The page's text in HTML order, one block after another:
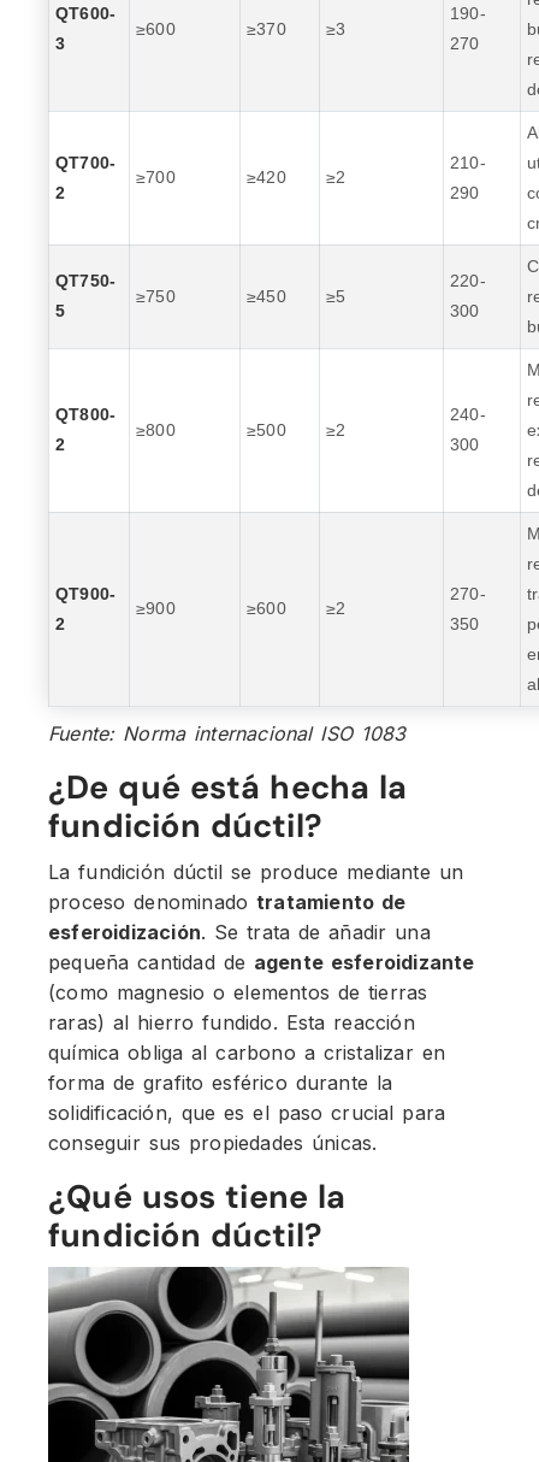
QT600-
3
≥600 ≥370 ≥3
190-
270
QT700-
2
≥700 ≥420 ≥2
210-
290
QT750-
5
≥750 ≥450 ≥5
220-
300
QT800-
2
≥800 ≥500 ≥2
240-
300
QT900-
2
≥900 ≥600 ≥2
270-
350
Fuente: Norma internacional ISO 1083
¿De qué está hecha la
fundición dúctil?
La fundición dúctil se produce mediante un
proceso denominado tratamiento de
esferoidización. Se trata de añadir una
pequeña cantidad de agente esferoidizante
(como magnesio o elementos de tierras
raras) al hierro fundido. Esta reacción
química obliga al carbono a cristalizar en
forma de grafito esférico durante la
solidificación, que es el paso crucial para
conseguir sus propiedades únicas.
¿Qué usos tiene la
fundición dúctil?